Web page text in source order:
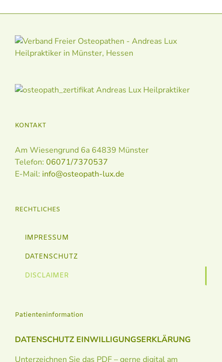
KONTAKT
Am Wiesengrund 6a 64839 Münster
Telefon: 06071/7370537
E-Mail: info@osteopath-lux.de
RECHTLICHES
IMPRESSUM
DATENSCHUTZ
DISCLAIMER
Patienteninformation
DATENSCHUTZ EINWILLIGUNGSERKLÄRUNG
Unterzeichnen Sie das PDF – gerne digital am